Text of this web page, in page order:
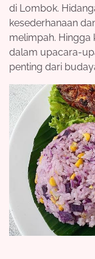
di Lombok.
kesederhanaan
melimpah. Hingga
dalam upacara-
penting dari